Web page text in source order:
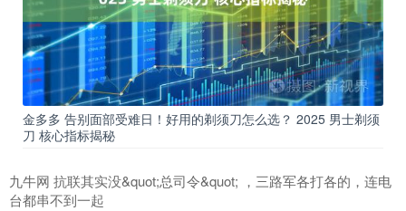
金多多 告别面部受难日！好用的剃须刀怎么选？ 2025 男士剃须
刀 核心指标揭秘
九牛网 抗联其实没&quot;总司令&quot; ，三路军各打各的，连电
台都串不到一起